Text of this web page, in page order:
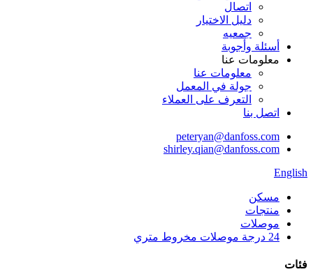
اتصال
دليل الاختيار
جمعيه
أسئلة وأجوبة
معلومات عنا
معلومات عنا
جولة في المعمل
التعرف على العملاء
اتصل بنا
peteryan@danfoss.com
shirley.qian@danfoss.com
English
مسكن
منتجات
موصلات
24 درجة موصلات مخروط متري
فئات